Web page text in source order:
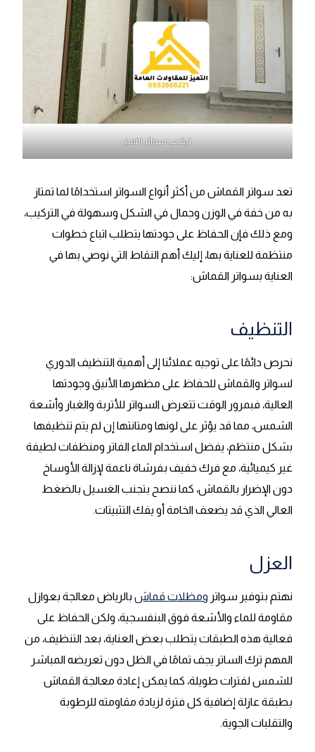
تركيب سواتر التميز
تعد سواتر القماش من أكثر أنواع السواتر استخدامًا لما تمتاز
به من خفة في الوزن وجمال في الشكل وسهولة في التركيب،
ومع ذلك فإن الحفاظ على جودتها يتطلب اتباع خطوات
منتظمة للعناية بها، إليك أهم النقاط التي نوصي بها في
العناية بسواتر القماش:
التنظيف
نحرص دائمًا على توجيه عملائنا إلى أهمية التنظيف الدوري
لسواتر والقماش للحفاظ على مظهرها الأنيق وجودتها
العالية، فبمرور الوقت تتعرض السواتر للأتربة والغبار وأشعة
الشمس، مما قد يؤثر على لونها ومتانتها إن لم يتم تنظيفها
بشكل منتظم، يفضل استخدام الماء الفاتر ومنظفات لطيفة
غير كيميائية، مع فرك خفيف بفرشاة ناعمة لإزالة الأوساخ
دون الإضرار بالقماش، كما ننصح بتجنب الغسيل بالضغط
العالي الذي قد يضعف الخامة أو يفك التثبيتات.
العزل
نهتم بتوفير سواتر ومظلات قماش بالرياض معالجة بعوازل
مقاومة للماء والأشعة فوق البنفسجية، ولكن الحفاظ على
فعالية هذه الطبقات يتطلب بعض العناية، بعد التنظيف، من
المهم ترك الساتر يجف تمامًا في الظل دون تعريضه المباشر
للشمس لفترات طويلة، كما يمكن إعادة معالجة القماش
بطبقة عازلة إضافية كل فترة لزيادة مقاومته للرطوبة
والتقلبات الجوية.